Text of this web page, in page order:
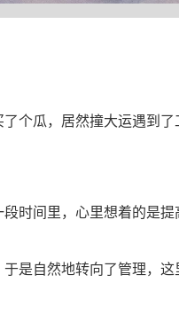
个瓜，居然撞大运遇到了
时间里，心里想着的是
是自然地转向了管理，这